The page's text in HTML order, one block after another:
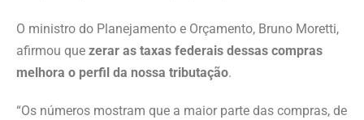
O ministro do Planejamento e Orçamento, Bruno Moretti,
afirmou que zerar as taxas federais dessas compras
melhora o perfil da nossa tributação.
“Os números mostram que a maior parte das compras, de